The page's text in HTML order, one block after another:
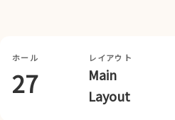
ホール
27
レイアウト
Main
Layout